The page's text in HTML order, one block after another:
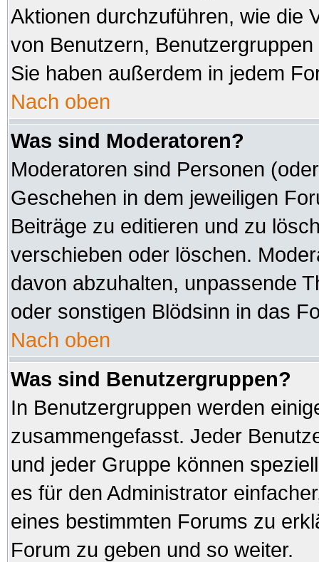
Aktionen durchzuführen, wie die
von Benutzern,
Sie haben außerdem in jedem
Nach oben
Was sind Moderatoren?
Moderatoren sind Personen
Geschehen in dem jeweiligen
Beiträge zu editieren und zu
verschieben oder löschen.
davon abzuhalten, unpassende
oder sonstigen Blödsinn in das
Nach oben
Was sind Benutzergruppen?
In Benutzergruppen werden
zusammengefasst. Jeder
und jeder Gruppe können
es für den Administrator
eines bestimmten Forums zu
Forum zu geben und so weiter.